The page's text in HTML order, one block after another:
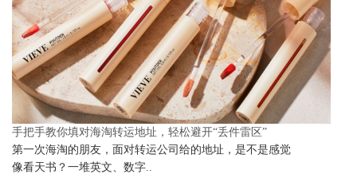
手把手教你填对海淘转运地址，轻松避开“丢件雷区”
第一次海淘的朋友，面对转运公司给的地址，是不是感觉
像看天书？一堆英文、数字..